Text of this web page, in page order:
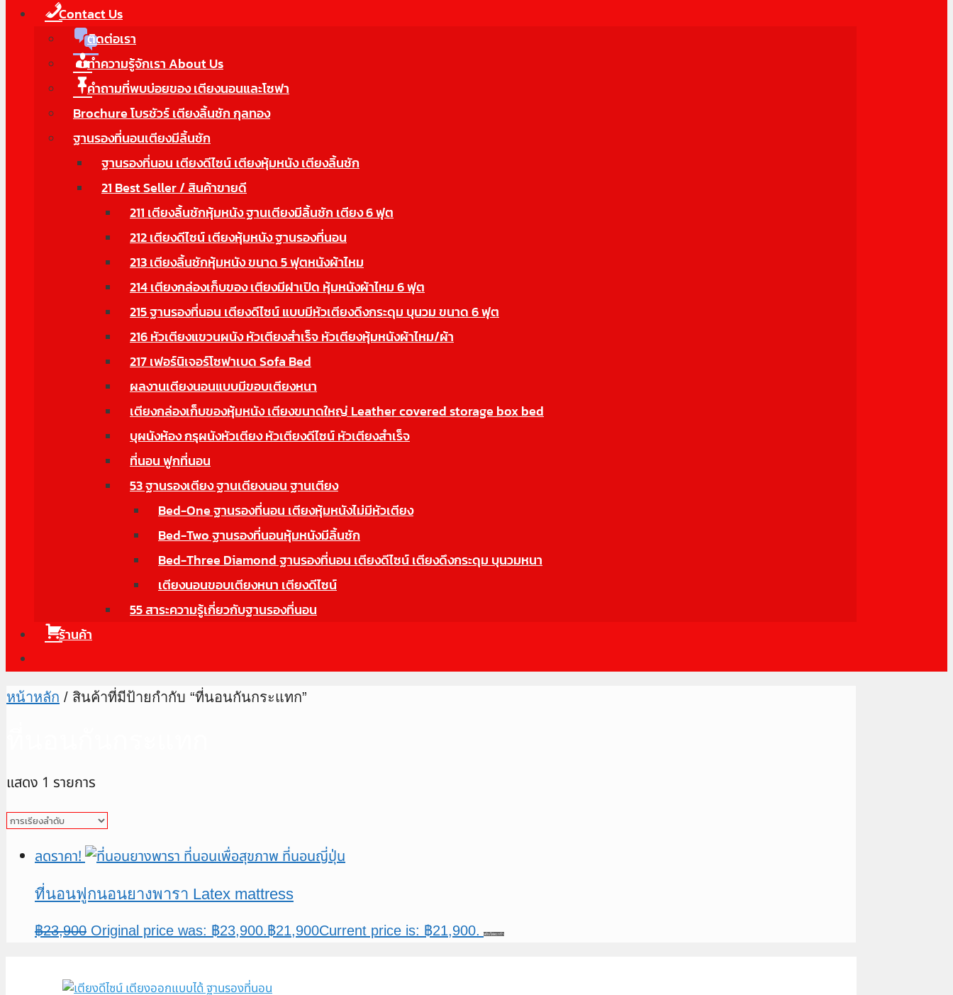
Contact Us
ติดต่อเรา
ทำความรู้จักเรา About Us
คำถามที่พบบ่อยของ เตียงนอนและโซฟา
Brochure โบรชัวร์ เตียงลิ้นชัก กุลทอง
ฐานรองที่นอนเตียงมีลิ้นชัก
ฐานรองที่นอน เตียงดีไซน์ เตียงหุ้มหนัง เตียงลิ้นชัก
21 Best Seller / สินค้าขายดี
211 เตียงลิ้นชักหุ้มหนัง ฐานเตียงมีลิ้นชัก เตียง 6 ฟุต
212 เตียงดีไซน์ เตียงหุ้มหนัง ฐานรองที่นอน
213 เตียงลิ้นชักหุ้มหนัง ขนาด 5 ฟุตหนังผ้าไหม
214 เตียงกล่องเก็บของ เตียงมีฝาเปิด หุ้มหนังผ้าไหม 6 ฟุต
215 ฐานรองที่นอน เตียงดีไซน์ แบบมีหัวเตียงดึงกระดุม บุนวม ขนาด 6 ฟุต
216 หัวเตียงแขวนผนัง หัวเตียงสำเร็จ หัวเตียงหุ้มหนังผ้าไหม/ผ้า
217 เฟอร์นิเจอร์โซฟาเบด Sofa Bed
ผลงานเตียงนอนแบบมีขอบเตียงหนา
เตียงกล่องเก็บของหุ้มหนัง เตียงขนาดใหญ่ Leather covered storage box bed
บุผนังห้อง กรุผนังหัวเตียง หัวเตียงดีไซน์ หัวเตียงสำเร็จ
ที่นอน ฟูกที่นอน
53 ฐานรองเตียง ฐานเตียงนอน ฐานเตียง
Bed-One ฐานรองที่นอน เตียงหุ้มหนังไม่มีหัวเตียง
Bed-Two ฐานรองที่นอนหุ้มหนังมีลิ้นชัก
Bed-Three Diamond ฐานรองที่นอน เตียงดีไซน์ เตียงดึงกระดุม บุนวมหนา
เตียงนอนขอบเตียงหนา เตียงดีไซน์
55 สาระความรู้เกี่ยวกับฐานรองที่นอน
ร้านค้า
หน้าหลัก / สินค้าที่มีป้ายกำกับ “ที่นอนกันกระแทก”
แสดง 1 รายการ
ลดราคา!
ที่นอนฟูกนอนยางพารา Latex mattress
฿23,900 Original price was: ฿23,900.฿21,900Current price is: ฿21,900. หยิบใส่ตะกร้า